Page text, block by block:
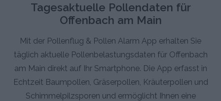
Tagesaktuelle Pollendaten für
Offenbach am Main
Mit der Pollenflug & Pollen Alarm App erhalten Sie
täglich aktuelle Pollenbelastungsdaten für Offenbach
am Main direkt auf Ihr Smartphone. Die App erfasst in
Echtzeit Baumpollen, Gräserpollen, Kräuterpollen und
Schimmelpilzsporen und ermöglicht Ihnen eine